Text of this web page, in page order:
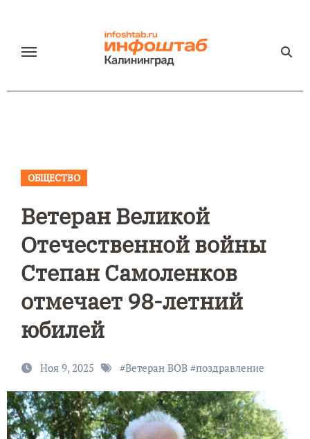
содержанию
ОБЩЕСТВО
Ветеран Великой
Отечественной войны
Степан Самоленков
отмечает 98-летний
юбилей
Ноя 9, 2025 #Ветеран ВОВ#поздравление